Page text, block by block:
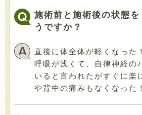
施術前と施術後の状態
うですか？
直後に体全体が軽くなった！
呼吸が浅くて、自律神経の
いると言われたがすぐに楽
や背中の痛みもなくなった